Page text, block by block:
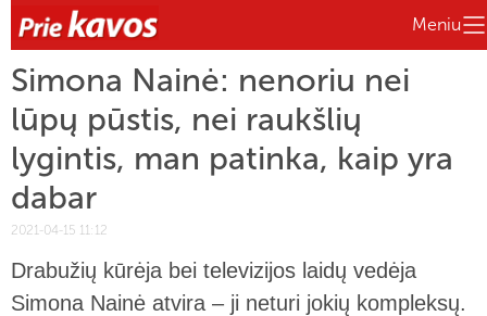
Meniu
Simona Nainė: nenoriu nei
lūpų pūstis, nei raukšlių
lygintis, man patinka, kaip yra
dabar
2021-04-15 11:12
Drabužių kūrėja bei televizijos laidų vedėja
Simona Nainė atvira – ji neturi jokių kompleksų.